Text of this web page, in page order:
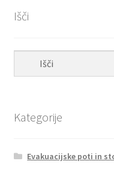
Išči
Kategorije
Evakuacijske poti in